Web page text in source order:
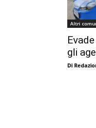
Altri
gli
Di